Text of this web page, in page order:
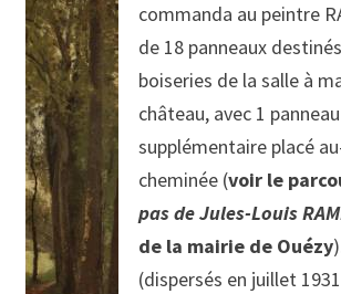
commanda au peintre
de 18 panneaux
boiseries de la salle à
château, avec 1 panneau
supplémentaire placé
cheminée (voir le
pas de Jules-Louis
de la mairie de Ouézy
(dispersés en juillet